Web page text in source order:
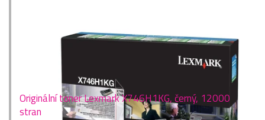
Originální toner Lexmark X746H1KG, černý, 12000
stran